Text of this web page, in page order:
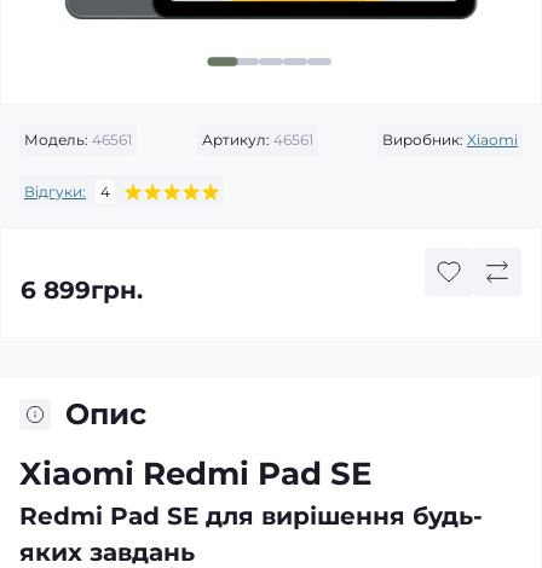
Модель: 46561 Артикул: 46561 Виробник: Xiaomi
Відгуки: 4
6 899грн.
Опис
Xiaomi Redmi Pad SE
Redmi Pad SE для вирішення будь-
яких завдань